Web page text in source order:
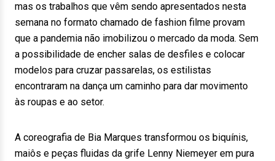
mas os trabalhos que vêm sendo apresentados nesta
semana no formato chamado de fashion filme provam
que a pandemia não imobilizou o mercado da moda. Sem
a possibilidade de encher salas de desfiles e colocar
modelos para cruzar passarelas, os estilistas
encontraram na dança um caminho para dar movimento
às roupas e ao setor.
A coreografia de Bia Marques transformou os biquínis,
maiôs e peças fluidas da grife Lenny Niemeyer em pura